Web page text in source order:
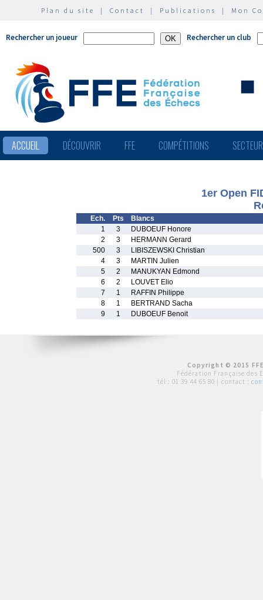
Plan du site | Contact | Publications | Mon
Rechercher un joueur Rechercher un club
ACCUEIL DÉCOUVRIR FFE COMPÉTITIONS
1er Open
Ech. Pts
Blancs
1
3
DUBOEUF Honore
2
3
HERMANN Gerard
500
3
LIBISZEWSKI Christian
4
3
MARTIN Julien
5
2
MANUKYAN Edmond
6
2
LOUVET Elio
7
1
RAFFIN Philippe
8
1
BERTRAND Sacha
9
1 DUBOEUF Benoit
Copyright © 2015
Fédération Française des
tél : 01 39 44 65 80 | contact :